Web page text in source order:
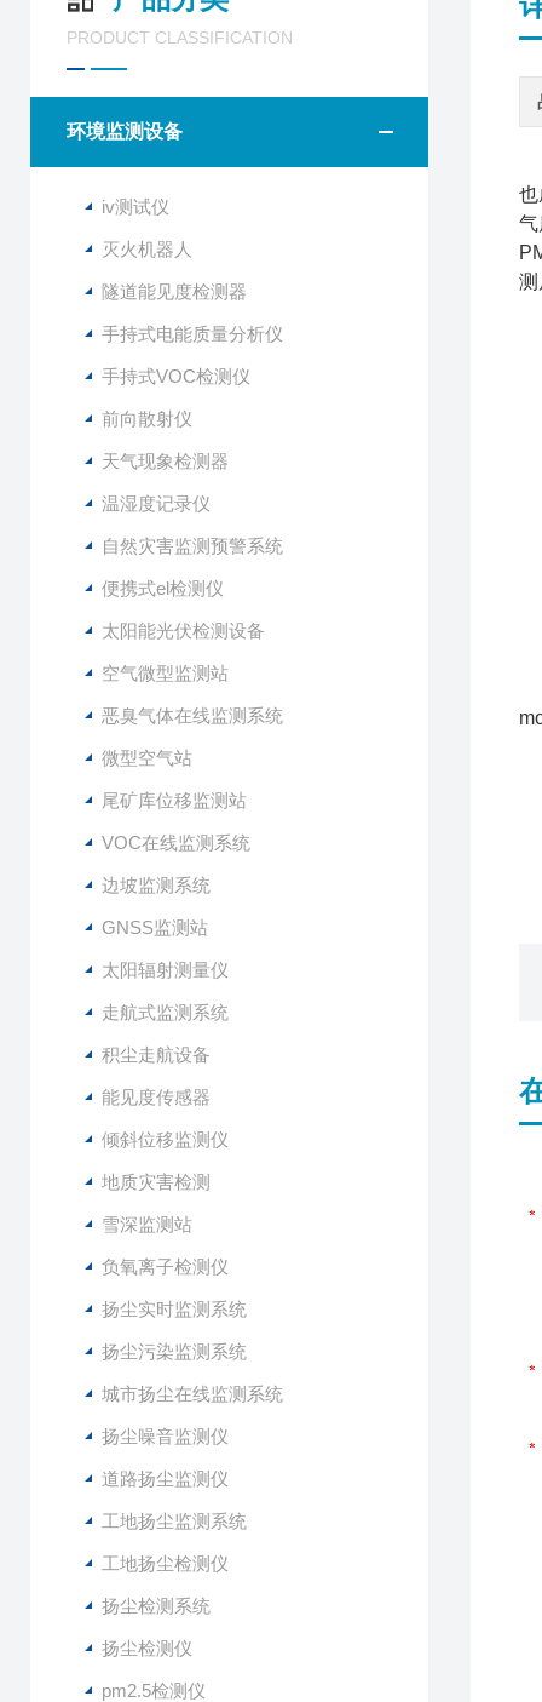
PRODUCT CLASSIFICATION
环境监测设备
iv测试仪
灭火机器人
隧道能见度检测器
手持式电能质量分析仪
手持式VOC检测仪
前向散射仪
天气现象检测器
温湿度记录仪
自然灾害监测预警系统
便携式el检测仪
太阳能光伏检测设备
空气微型监测站
恶臭气体在线监测系统
微型空气站
尾矿库位移监测站
VOC在线监测系统
边坡监测系统
GNSS监测站
太阳辐射测量仪
走航式监测系统
积尘走航设备
能见度传感器
倾斜位移监测仪
地质灾害检测
雪深监测站
负氧离子检测仪
扬尘实时监测系统
扬尘污染监测系统
城市扬尘在线监测系统
扬尘噪音监测仪
道路扬尘监测仪
工地扬尘监测系统
工地扬尘检测仪
扬尘检测系统
扬尘检测仪
pm2.5检测仪
也
气
测